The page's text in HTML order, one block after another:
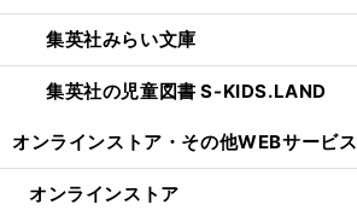
集英社みらい文庫
集英社の児童図書 S-KIDS.LAND
オンラインストア・ その他WEBサービス
オンラインストア